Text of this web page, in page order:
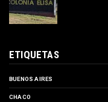
ETIQUETAS
BUENOS AIRES
CHACO